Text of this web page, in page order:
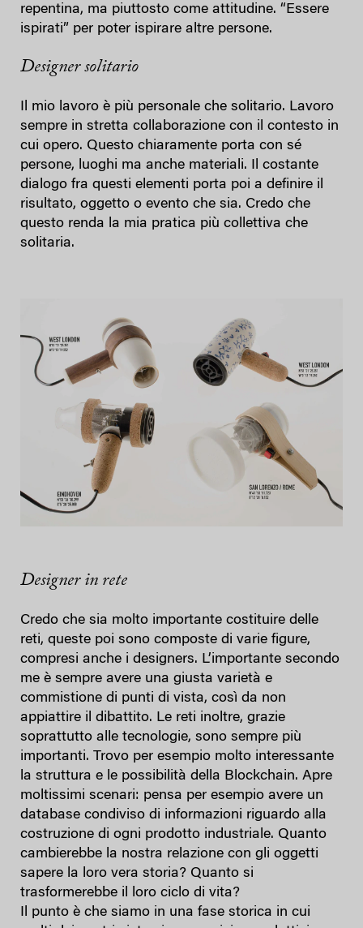
repentina, ma piuttosto come attitudine. “Essere
ispirati” per poter ispirare altre persone.
Designer solitario
Il mio lavoro è più personale che solitario. Lavoro
sempre in stretta collaborazione con il contesto in
cui opero. Questo chiaramente porta con sé
persone, luoghi ma anche materiali. Il costante
dialogo fra questi elementi porta poi a definire il
risultato, oggetto o evento che sia. Credo che
questo renda la mia pratica più collettiva che
solitaria.
Designer in rete
Credo che sia molto importante costituire delle
reti, queste poi sono composte di varie figure,
compresi anche i designers. L’importante secondo
me è sempre avere una giusta varietà e
commistione di punti di vista, così da non
appiattire il dibattito. Le reti inoltre, grazie
soprattutto alle tecnologie, sono sempre più
importanti. Trovo per esempio molto interessante
la struttura e le possibilità della Blockchain. Apre
moltissimi scenari: pensa per esempio avere un
database condiviso di informazioni riguardo alla
costruzione di ogni prodotto industriale. Quanto
cambierebbe la nostra relazione con gli oggetti
sapere la loro vera storia? Quanto si
trasformerebbe il loro ciclo di vita?
Il punto è che siamo in una fase storica in cui